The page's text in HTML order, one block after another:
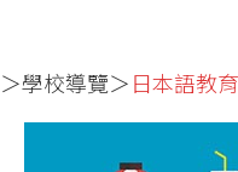
＞學校導覽＞日本語教